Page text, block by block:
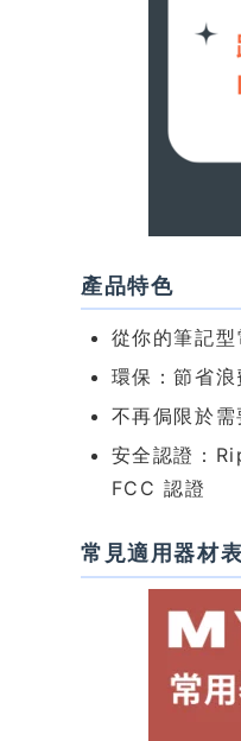
產品特色
從你的筆記
環保：節省
不再侷限於
安全認證：
FCC 認證
常見適用器材表